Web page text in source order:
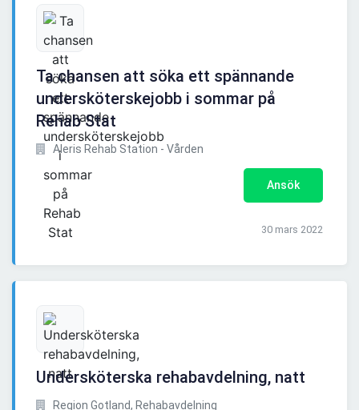
Ta chansen att söka ett spännande
undersköterskejobb i sommar på
Rehab Stat
Aleris Rehab Station - Vården
Ansök
30 mars 2022
Undersköterska rehabavdelning, natt
Region Gotland, Rehabavdelning